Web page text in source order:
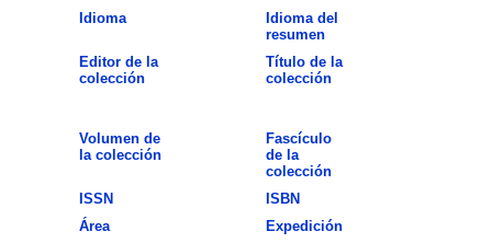
Idioma
Idioma del
resumen
Editor de la
colección
Título de la
colección
Volumen de
la colección
Fascículo
de la
colección
ISSN
ISBN
Área
Expedición